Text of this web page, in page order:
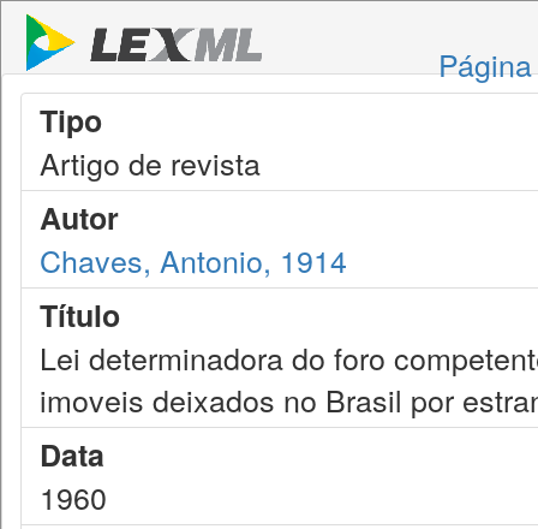
Tipo
Artigo de revista
Autor
Chaves, Antonio, 1914
Título
Lei determinadora do foro
imoveis deixados no Brasil por
Data
1960